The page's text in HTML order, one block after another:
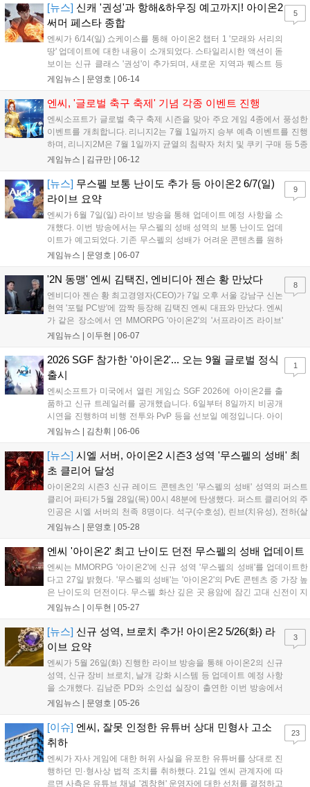
씨소프트에 씌워졌던 과금 유도에 대한 유저들의 불신을 행동으
로 증명하며 긍정적인 평가를 받고 있습니다....
[뉴스] 신캐 '권성'과 항해&하우징 예고까지! 아이온2
써머 페스타 종합
엔씨가 6/14(일) 쇼케이스를 통해 아이온2 챕터 1 '모래와 서리의
땅' 업데이트에 대한 내용이 소개되었다. 스타일리시한 액션이 돋
보이는 신규 클래스 '권성'이 추가되며, 새로운 지역과 퀘스트 등
도 추가된다. 또한 점령전이나 배틀로얄 등 스포츠성이 강화된 신
PVE 경쟁, 최대 레벨 확장과 파티 인원 증가, 월 25,000원으로의
유료 멤버십 변경 등이 공개되었다....
게임뉴스 | 문영호 06-14
5
엔씨, '글로벌 축구 축제' 기념 각종 이벤트 진행
엔씨소프트가 글로벌 축구 축제 시즌을 맞아 주요 게임 4종에서 풍성한
이벤트를 개최합니다. 리니지2는 7월 1일까지 승부 예측 이벤트를 진행
하며, 리니지2M은 7월 1일까지 균열의 침략자 처치 및 쿠키 구매 등 5종
의 행사를 엽니다. 리니지W는 6월 24일까지 축구공 아이템을 통해 보상
공합니다. 각 게임별로 다양한 보상이 준비되어 있으니 기간 내 참여해
즐기시길 바랍니다....
게임뉴스 | 김규만 06-12
[뉴스] 무스펠 보통 난이도 추가 등 아이온2 6/7(일)
라이브 요약
엔씨가 6월 7일(일) 라이브 방송을 통해 업데이트 예정 사항을 소
개했다. 이번 방송에서는 무스펠의 성배 성역의 보통 난이도 업데
이트가 예고되었다. 기존 무스펠의 성배가 어려운 콘텐츠를 원하
는 이용자들의 수요를 고려해 만들어져 비교적 접근성이 떨어지
난이도 사이의 보상 차이를 확실히 둘 것이며, 이를 통해 성장을
위한 보통 난이도와 도전과 보상을 위한 어려움 난이도로 나눠질
것임을 예고했다....
게임뉴스 | 문영호 06-07
9
'2N 동맹' 엔씨 김택진, 엔비디아 젠슨 황 만났다
엔비디아 젠슨 황 최고경영자(CEO)가 7일 오후 서울 강남구 신논
현역 '포털 PC방'에 깜짝 등장해 김택진 엔씨 대표와 만났다. 엔씨
가 같은 장소에서 연 MMORPG '아이온2'의 '서프라이즈 라이브'
행사 현장이었다. 황 CEO는 오후 1시 55분께 PC방 내부로 들어
이온2를 하고 있느냐"...
게임뉴스 | 이두현 06-07
8
2026 SGF 참가한 '아이온2'... 오는 9월 글로벌 정식
출시
엔씨소프트가 미국에서 열린 게임쇼 SGF 2026에 아이온2를 출
품하고 신규 트레일러를 공개했습니다. 6일부터 8일까지 비공개
시연을 진행하며 비행 전투와 PvP 등을 선보일 예정입니다. 아이
온2는 오는 9월 북미, 남미, 유럽, 아시아 지역에 스팀과 퍼플을 통
공하며 향후 글로벌 이용자와의 접점을 지속 확대할 계획입니
다....
게임뉴스 | 김찬휘 06-06
1
[뉴스] 시엘 서버, 아이온2 시즌3 성역 '무스펠의 성배' 최
초 클리어 달성
아이온2의 시즌3 신규 레이드 콘텐츠인 '무스펠의 성배' 성역의 퍼스트
클리어 파티가 5월 28일(목) 00시 48분에 탄생했다. 퍼스트 클리어의 주
인공은 시엘 서버의 천족 8명이다. 석구(수호성), 린브(치유성), 전하(살
성), 멸(검성), 로즈(치유성), 운이(살성), 다윤(마도성), 이야(호법성)으로
게임뉴스 | 문영호 05-28
엔씨 '아이온2' 최고 난이도 던전 무스펠의 성배 업데이트
엔씨는 MMORPG '아이온2'에 신규 성역 '무스펠의 성배'를 업데이트한
다고 27일 밝혔다. '무스펠의 성배'는 '아이온2'의 PvE 콘텐츠 중 가장 높
은 난이도의 던전이다. 무스펠 화산 깊은 곳 용암에 잠긴 고대 신전이 지
각 변동으로 모습을 드러냈다는 설정을 담았다. 보스 몬스터 '지저의 재
게임뉴스 | 이두현 05-27
[뉴스] 신규 성역, 브로치 추가! 아이온2 5/26(화) 라
이브 요약
엔씨가 5월 26일(화) 진행한 라이브 방송을 통해 아이온2의 신규
성역, 신규 장비 브로치, 날개 강화 시스템 등 업데이트 예정 사항
을 소개했다. 김남준 PD와 소인섭 실장이 출연한 이번 방송에서
는 신규 성역 레이드 콘텐츠인 '무스펠의 성배'가 소개됐다. 여기
신구 장비인 '브로치'를 얻을...
게임뉴스 | 문영호 05-26
3
[이슈] 엔씨, 잘못 인정한 유튜버 상대 민형사 고소
취하
엔씨가 자사 게임에 대한 허위 사실을 유포한 유튜버를 상대로 진
행하던 민·형사상 법적 조치를 취하했다. 21일 엔씨 관계자에 따
르면 사측은 유튜브 채널 '겜창현' 운영자에 대한 선처를 결정하고
23